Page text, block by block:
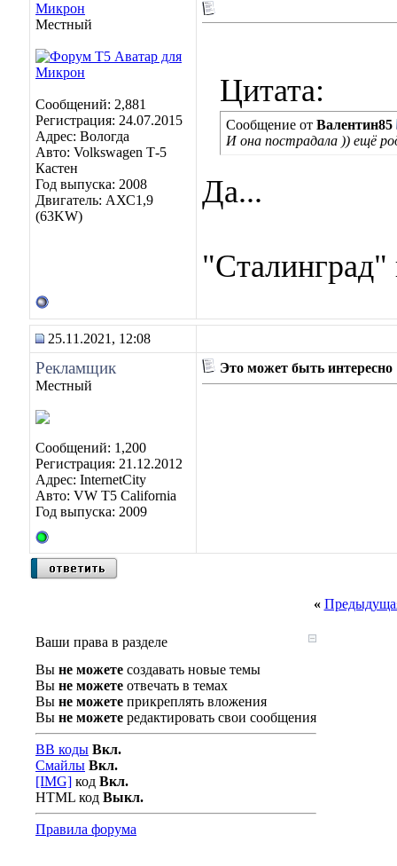
Микрон
Местный
Сообщений: 2,881
Регистрация: 24.07.2015
Адрес: Вологда
Авто: Volkswagen Т-5
Кастен
Год выпуска: 2008
Двигатель: АХС1,9
(63KW)
Цитата:
Сообщение от Валентин85
И она пострадала )) ещё
Да...
"Сталинград"
25.11.2021, 12:08
Рекламщик
Местный
Сообщений: 1,200
Регистрация: 21.12.2012
Адрес: InternetCity
Авто: VW T5 California
Год выпуска: 2009
Это может быть интересно
«
Ваши права в разделе
Вы не можете создавать новые темы
Вы не можете отвечать в темах
Вы не можете прикреплять вложения
Вы не можете редактировать свои сообщения
BB коды Вкл.
Смайлы Вкл.
[IMG] код Вкл.
HTML код Выкл.
Правила форума